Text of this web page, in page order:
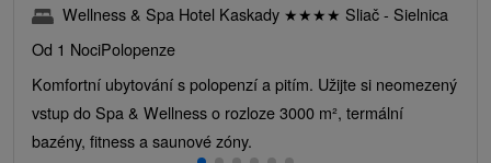
Wellness & Spa Hotel Kaskady ★★★★ Sliač - Sielnica
Od 1 NociPolopenze
Komfortní ubytování s polopenzí a pitím. Užijte si neomezený
vstup do Spa & Wellness o rozloze 3000 m², termální
bazény, fitness a saunové zóny.